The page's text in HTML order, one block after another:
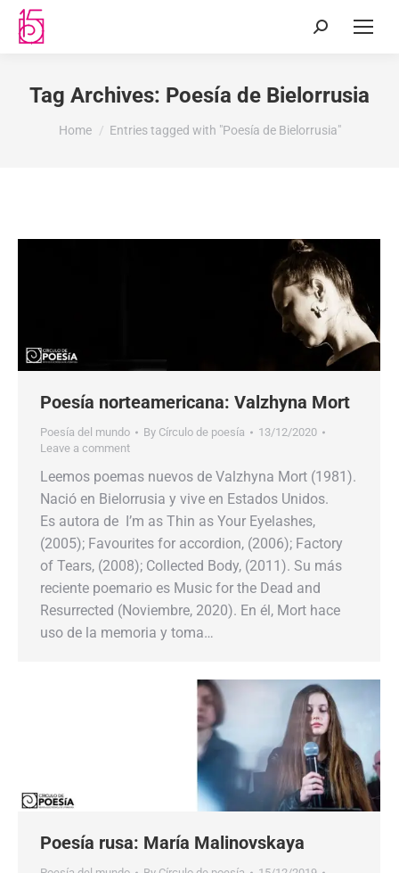
Tag Archives: Poesía de Bielorrusia
You are here:
Home Entries tagged with "Poesía de Bielorrusia"
Poesía norteamericana: Valzhyna Mort
Poesía del mundo By Círculo de poesía
13/12/2020
Leave a comment
Leemos poemas nuevos de Valzhyna Mort (1981).
Nació en Bielorrusia y vive en Estados Unidos.
Es autora de I’m as Thin as Your Eyelashes,
(2005); Favourites for accordion, (2006); Factory
of Tears, (2008); Collected Body, (2011). Su más
reciente poemario es Music for the Dead and
Resurrected (Noviembre, 2020). En él, Mort hace
uso de la memoria y toma…
Poesía rusa: María Malinovskaya